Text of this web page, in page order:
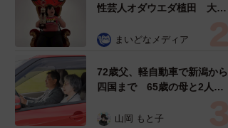
性芸人オダウエダ植田 大学
で」 まいどなメディア
72歳父、軽自動車で新潟から
四国まで 65歳の母と2人で
憩まで分刻み… 「大学生で
山岡 もと子